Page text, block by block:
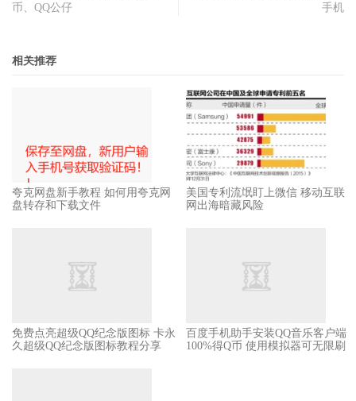
币、QQ公仔
手机
相关推荐
夸克网盘新手教程 如何用夸克网
盘转存和下载文件
美国专利流氓盯上微信 移动互联
网出海暗藏风险
免费点亮超级QQ纪念版图标 卡永
久超级QQ纪念版图标教程分享
百度手机助手安装QQ音乐客户端
100%得Q币 使用模拟器可无限刷